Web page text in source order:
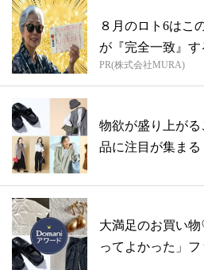
８月のロト6はこ
が『完全一致』す
PR(株式会社MURA)
物欲が盛り上が
品に注目が集ま
大満足のお買い
ってよかった」